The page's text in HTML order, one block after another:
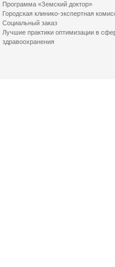
Программа «Земский доктор»
Городская клинико-экспертная
Социальный заказ
Лучшие практики оптимизации в
здравоохранения